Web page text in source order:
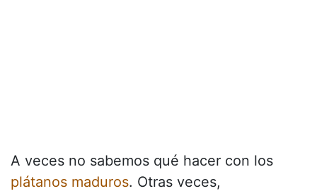
A veces no sabemos qué hacer con los
plátanos maduros. Otras veces,